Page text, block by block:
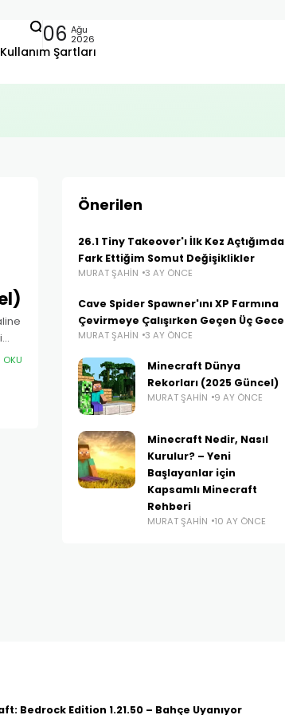
Kullanım Şartları
06 Ağu
2026
OKU
Önerilen
26.1 Tiny Takeover'ı İlk Kez Açtığımda
Fark Ettiğim Somut Değişiklikler
MURAT ŞAHIN 3 AY ÖNCE
Cave Spider Spawner'ını XP Farmına
Çevirmeye Çalışırken Geçen Üç Gece
MURAT ŞAHIN 3 AY ÖNCE
Minecraft Dünya
Rekorları (2025 Güncel)
MURAT ŞAHIN 9 AY ÖNCE
Minecraft Nedir, Nasıl
Kurulur? – Yeni
Başlayanlar için
Kapsamlı Minecraft
Rehberi
MURAT ŞAHIN 10 AY ÖNCE
Bedrock Edition 1.21.50 – Bahçe Uyanıyor